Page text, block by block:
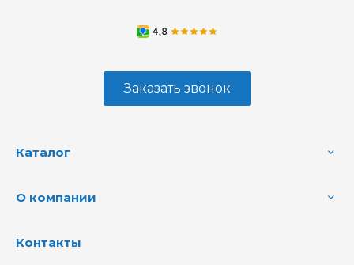
Заказать звонок
Каталог
О компании
Контакты